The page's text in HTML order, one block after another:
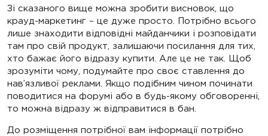
Зі сказаного вище можна зробити висновок, що
крауд-маркетинг – це дуже просто. Потрібно всього
лише знаходити відповідні майданчики і розповідати
там про свій продукт, залишаючи посилання для тих,
хто бажає його відразу купити. Але це не так. Щоб
зрозуміти чому, подумайте про своє ставлення до
нав’язливої ​​реклами. Якщо подібним чином починати
поводитися на форумі або в будь-якому обговоренні,
то можна відразу ж відправитися в бан.
До розміщення потрібної вам інформації потрібно